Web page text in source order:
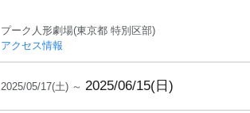
プーク人形劇場(東京都 特別区部)
アクセス情報
2025/05/17(土) ～ 2025/06/15(日)